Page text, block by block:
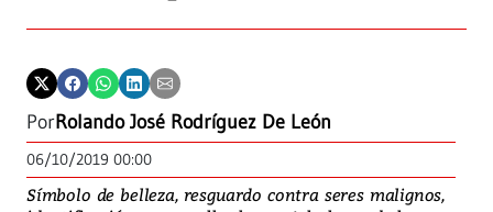
PorRolando José Rodríguez De León
06/10/2019 00:00
Símbolo de belleza, resguardo contra seres malignos,